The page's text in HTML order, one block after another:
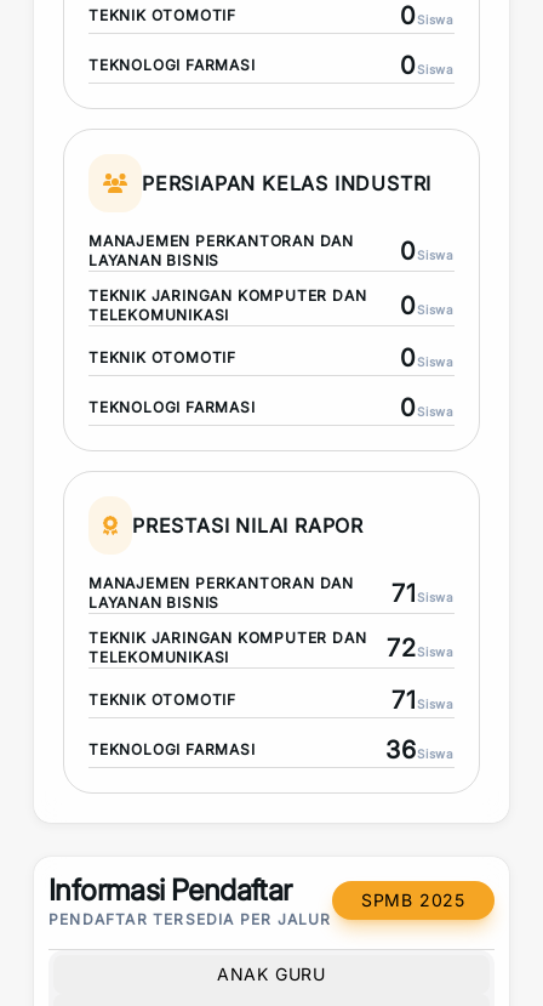
TEKNIK OTOMOTIF 0Siswa
TEKNOLOGI FARMASI 0Siswa
PERSIAPAN KELAS INDUSTRI
MANAJEMEN PERKANTORAN DAN
LAYANAN BISNIS
0Siswa
TEKNIK JARINGAN KOMPUTER DAN
TELEKOMUNIKASI
0Siswa
TEKNIK OTOMOTIF 0Siswa
TEKNOLOGI FARMASI 0Siswa
PRESTASI NILAI RAPOR
MANAJEMEN PERKANTORAN DAN
LAYANAN BISNIS
71Siswa
TEKNIK JARINGAN KOMPUTER DAN
TELEKOMUNIKASI
72Siswa
TEKNIK OTOMOTIF 71Siswa
TEKNOLOGI FARMASI 36Siswa
Informasi Pendaftar
PENDAFTAR TERSEDIA PER JALUR
SPMB 2025
ANAK GURU